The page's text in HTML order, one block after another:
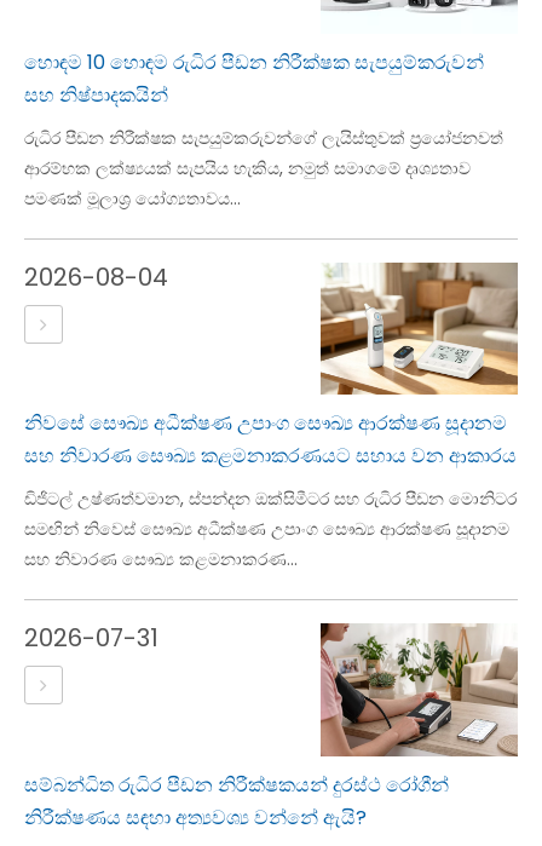
හොඳම 10 හොඳම රුධිර පීඩන නිරීක්ෂක සැපයුම්කරුවන්
සහ නිෂ්පාදකයින්
රුධිර පීඩන නිරීක්ෂක සැපයුම්කරුවන්ගේ ලැයිස්තුවක් ප්‍රයෝජනවත්
ආරම්භක ලක්ෂ්‍යයක් සැපයිය හැකිය, නමුත් සමාගමේ දෘශ්‍යතාව
පමණක් මූලාශ්‍ර යෝග්‍යතාවය...
2026-08-04
නිවසේ සෞඛ්‍ය අධීක්ෂණ උපාංග සෞඛ්‍ය ආරක්ෂණ සූදානම
සහ නිවාරණ සෞඛ්‍ය කළමනාකරණයට සහාය වන ආකාරය
ඩිජිටල් උෂ්ණත්වමාන, ස්පන්දන ඔක්සිමීටර සහ රුධිර පීඩන මොනිටර
සමඟින් නිවෙස් සෞඛ්‍ය අධීක්ෂණ උපාංග සෞඛ්‍ය ආරක්ෂණ සූදානම
සහ නිවාරණ සෞඛ්‍ය කළමනාකරණ...
2026-07-31
සම්බන්ධිත රුධිර පීඩන නිරීක්ෂකයන් දුරස්ථ රෝගීන්
නිරීක්ෂණය සඳහා අත්‍යවශ්‍ය වන්නේ ඇයි?